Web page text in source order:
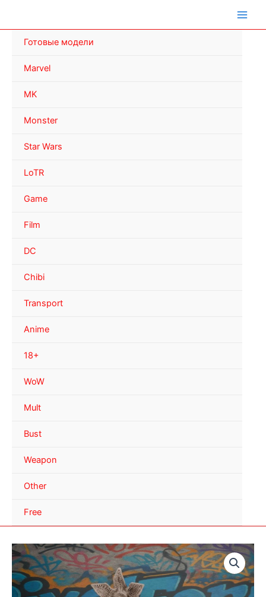
Готовые модели
Marvel
MK
Monster
Star Wars
LoTR
Game
Film
DC
Chibi
Transport
Anime
18+
WoW
Mult
Bust
Weapon
Other
Free